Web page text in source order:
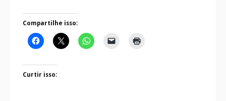
Compartilhe isso:
Curtir isso: